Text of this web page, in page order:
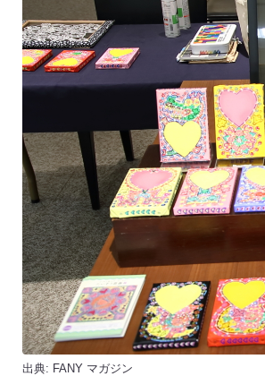
出典: FANY マガジン